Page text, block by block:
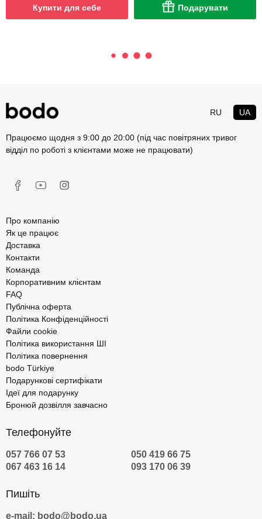
Купити для себе Подарувати
RU UA
Працюємо щодня з 9:00 до 20:00 (під час повітряних тривог
відділ по роботі з клієнтами може не працювати)
Про компанію
Як це працює
Доставка
Контакти
Команда
Корпоративним клієнтам
FAQ
Публічна оферта
Політика Конфіденційності
Файли cookie
Політика використання ШІ
Політика повернення
bodo Türkiye
Подарункові сертифікати
Ідеї для подарунку
Бронюй дозвілля завчасно
Телефонуйте
057 766 07 53
050 419 66 75
067 463 16 14
093 170 06 39
Пишіть
e-mail: bodo@bodo.ua